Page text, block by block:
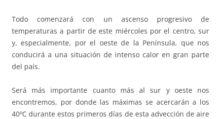
Todo comenzará con un ascenso progresivo de
temperaturas a partir de este miércoles por el centro, sur
y, especialmente, por el oeste de la Península, que nos
conducirá a una situación de intenso calor en gran parte
del país.
Será más importante cuanto más al sur y oeste nos
encontremos, por donde las máximas se acercarán a los
40ºC durante estos primeros días de esta advección de aire